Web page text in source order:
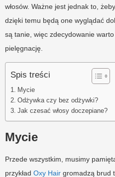
włosów. Ważne jest jednak to,
dzięki temu będą one wyglądać
są tanie, więc zdecydowanie
pielęgnację.
Spis treści
Mycie
Odżywka czy bez odżywki?
Jak czesać włosy doczepiane?
Mycie
Przede wszystkim, musimy
przykład Oxy Hair gromadzą brud